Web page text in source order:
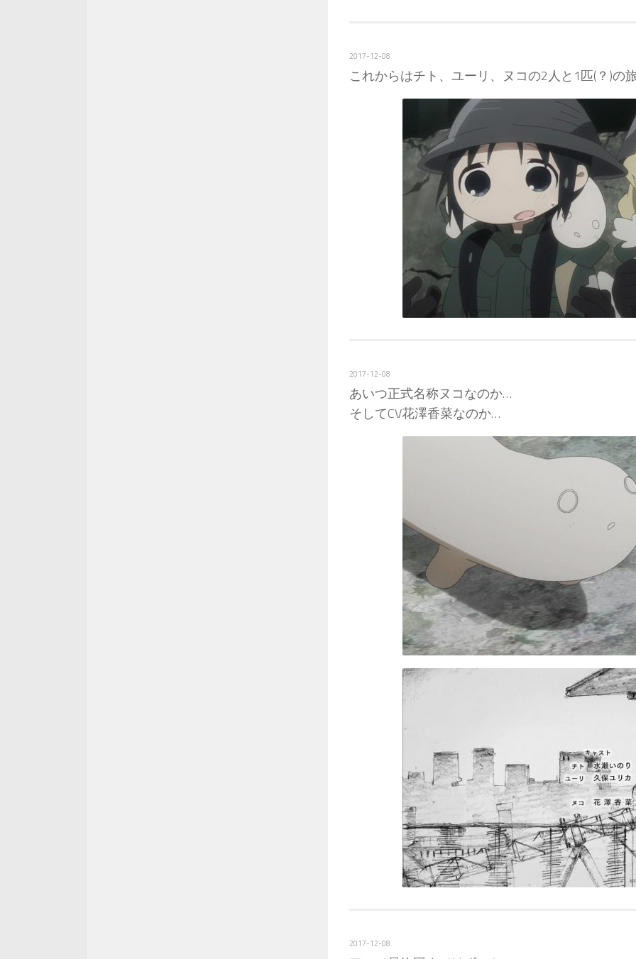
2017-12-08
これからはチト、ユーリ、ヌコの2人と1匹(？)の
2017-12-08
あいつ正式名称ヌコなのか…
そしてCV花澤香菜なのか…
2017-12-08